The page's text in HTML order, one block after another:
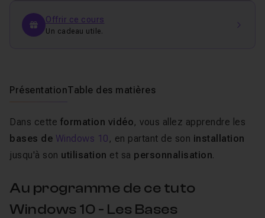
Offrir ce cours
Un cadeau utile.
PrésentationTable des matières
Dans cette formation vidéo, vous allez apprendre les
bases de Windows 10 , en partant de son installation
jusqu'à son utilisation et sa personnalisation.
Au programme de ce tuto
Windows 10 - Les Bases